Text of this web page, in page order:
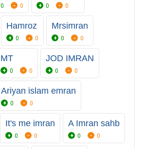
0 0 0 0
Hamroz
0 0
Mrsimran
0 0
MT
0 0
JOD IMRAN
0 0
Ariyan islam emran
0 0
It's me imran
0 0
A Imran sahb
0 0